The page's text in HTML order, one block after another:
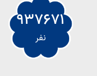
937671
نفر